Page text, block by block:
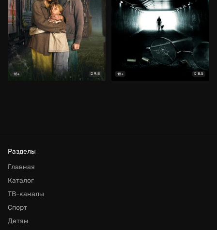
18+ 9.8 18+ 8.5
Разделы
Главная
Каталог
ТВ-каналы
Спорт
Детям